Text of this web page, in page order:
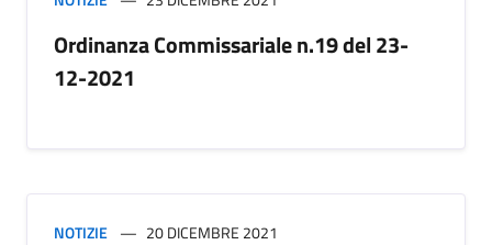
Ordinanza Commissariale n.19 del 23-
12-2021
NOTIZIE 20 DICEMBRE 2021